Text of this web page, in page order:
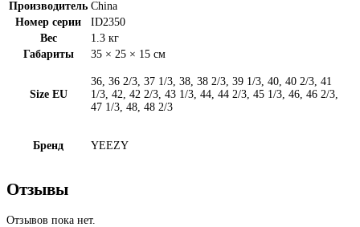
Производитель China
Номер серии
ID2350
Вес
1.3 кг
Габариты
35 × 25 × 15 см
Size EU
36, 36 2/3, 37 1/3, 38, 38 2/3, 39 1/3, 40, 40 2/3, 41
1/3, 42, 42 2/3, 43 1/3, 44, 44 2/3, 45 1/3, 46, 46 2/3,
47 1/3, 48, 48 2/3
Бренд YEEZY
Отзывы
Отзывов пока нет.